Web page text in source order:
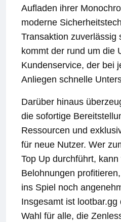
Aufladen ihrer
moderne
Transaktion zuverlässig
kommt der rund um die
Kundenservice, der bei
Anliegen schnelle
Darüber hinaus
die sofortige
Ressourcen und
für neue Nutzer. Wer
Top Up durchführt,
Belohnungen
ins Spiel noch
Insgesamt ist
Wahl für alle, die